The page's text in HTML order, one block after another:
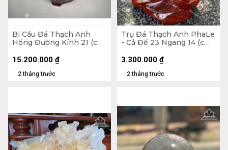
Bi Cầu Đá Thạch Anh
Hồng Đường Kính 21 (cm)
2 tháng trước
15.200.000 ₫
Trụ Đá Thạch Anh PhaLe
- Cả Đế 23 Ngang 14 (cm)
2 tháng trước
3.300.000 ₫